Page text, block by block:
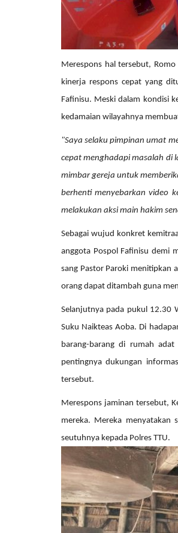
Merespons hal tersebut,
kinerja respons cepat yang
Fafinisu. Meski dalam kondisi
kedamaian wilayahnya
"Saya selaku pimpinan umat
cepat menghadapi masalah di
mimbar gereja untuk
berhenti menyebarkan video
melakukan aksi main hakim
Sebagai wujud konkret
anggota Pospol Fafinisu demi
sang Pastor Paroki menitipkan
orang dapat ditambah guna
Selanjutnya pada pukul 12.30
Suku Naikteas Aoba. Di
barang-barang di rumah
pentingnya dukungan
tersebut.
Merespons jaminan tersebut,
mereka. Mereka menyatakan
seutuhnya kepada Polres TTU.